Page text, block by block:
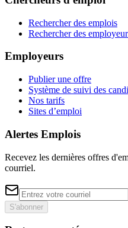
Rechercher des emplois
Rechercher des
Employeurs
Publier une offre
Système de suivi des
Nos tarifs
Sites d’emploi
Alertes Emplois
Recevez les dernières offres
courriel.
S'abonner